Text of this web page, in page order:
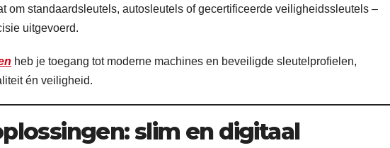
om standaardsleutels, autosleutels of gecertificeerde veiligheidssleutels –
uitgevoerd.
heb je toegang tot moderne machines en beveiligde sleutelprofielen,
én veiligheid.
slim en digitaal